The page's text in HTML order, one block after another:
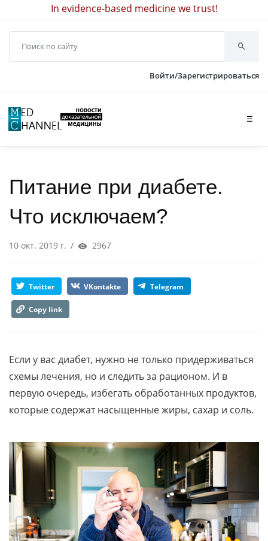
In evidence-based medicine we trust!
Войти/Зарегистрироваться
☰
Питание при диабете.
Что исключаем?
10 окт. 2019 г. / 2967
Twitter VKontakte Telegram
Copy link
Если у вас диабет, нужно не только придерживаться
схемы лечения, но и следить за рационом. И в
первую очередь, избегать обработанных продуктов,
которые содержат насыщенные жиры, сахар и соль.